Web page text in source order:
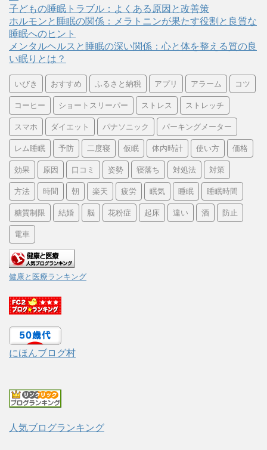
子どもの睡眠トラブル：よくある原因と改善策
ホルモンと睡眠の関係：メラトニンが果たす役割と良質な
睡眠へのヒント
メンタルヘルスと睡眠の深い関係：心と体を整える質の良
い眠りとは？
いびき おすすめ ふるさと納税 アプリ アラーム コツ
コーヒー ショートスリーパー ストレス ストレッチ
スマホ ダイエット パナソニック パーキングメーター
レム睡眠 予防 二度寝 仮眠 体内時計 使い方 価格
効果 原因 口コミ 姿勢 寝落ち 対処法 対策
方法 時間 朝 楽天 疲労 眠気 睡眠 睡眠時間
糖質制限 結婚 脳 花粉症 起床 違い 酒 防止
電車
健康と医療ランキング
にほんブログ村
人気ブログランキング